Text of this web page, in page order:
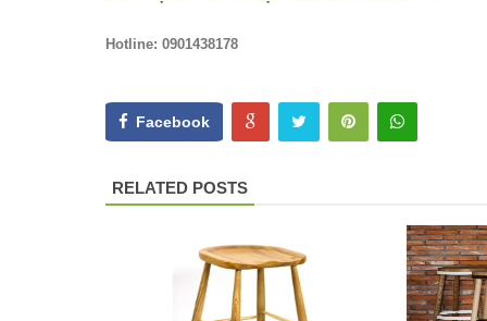
Hotline: 0901438178
Facebook
RELATED POSTS